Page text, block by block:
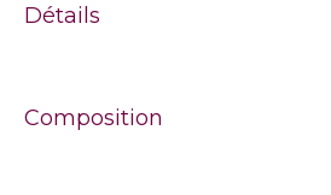
Détails
Composition